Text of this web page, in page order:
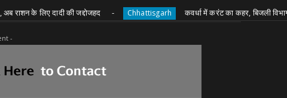
-
दादी की जद्दोजहद Chhattisgarh कवर्धा में करंट का कहर, बिजली विभाग ने जारी